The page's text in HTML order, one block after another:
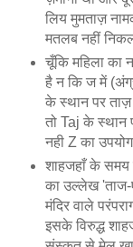
लिय मुमताज़
मतलब नहीं
चूँकि महिला का
है न कि ज में
के स्थान पर ताज़
तो Taj के स्थान
नही Z का
शाहजहाँ के समय
का उल्लेख 'ताज-
मंदिर वाले
इसके विरुद्ध